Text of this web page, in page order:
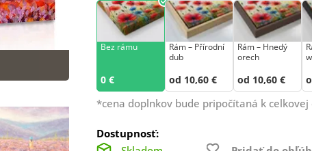
Bez rámu
0 €
Rám –⁠⁠⁠⁠⁠⁠ Přírodní
dub
od 10,60 €
Rám – Hnedý
orech
od 10,60 €
*cena doplnkov bude pripočítaná k celkovej
Dostupnosť: